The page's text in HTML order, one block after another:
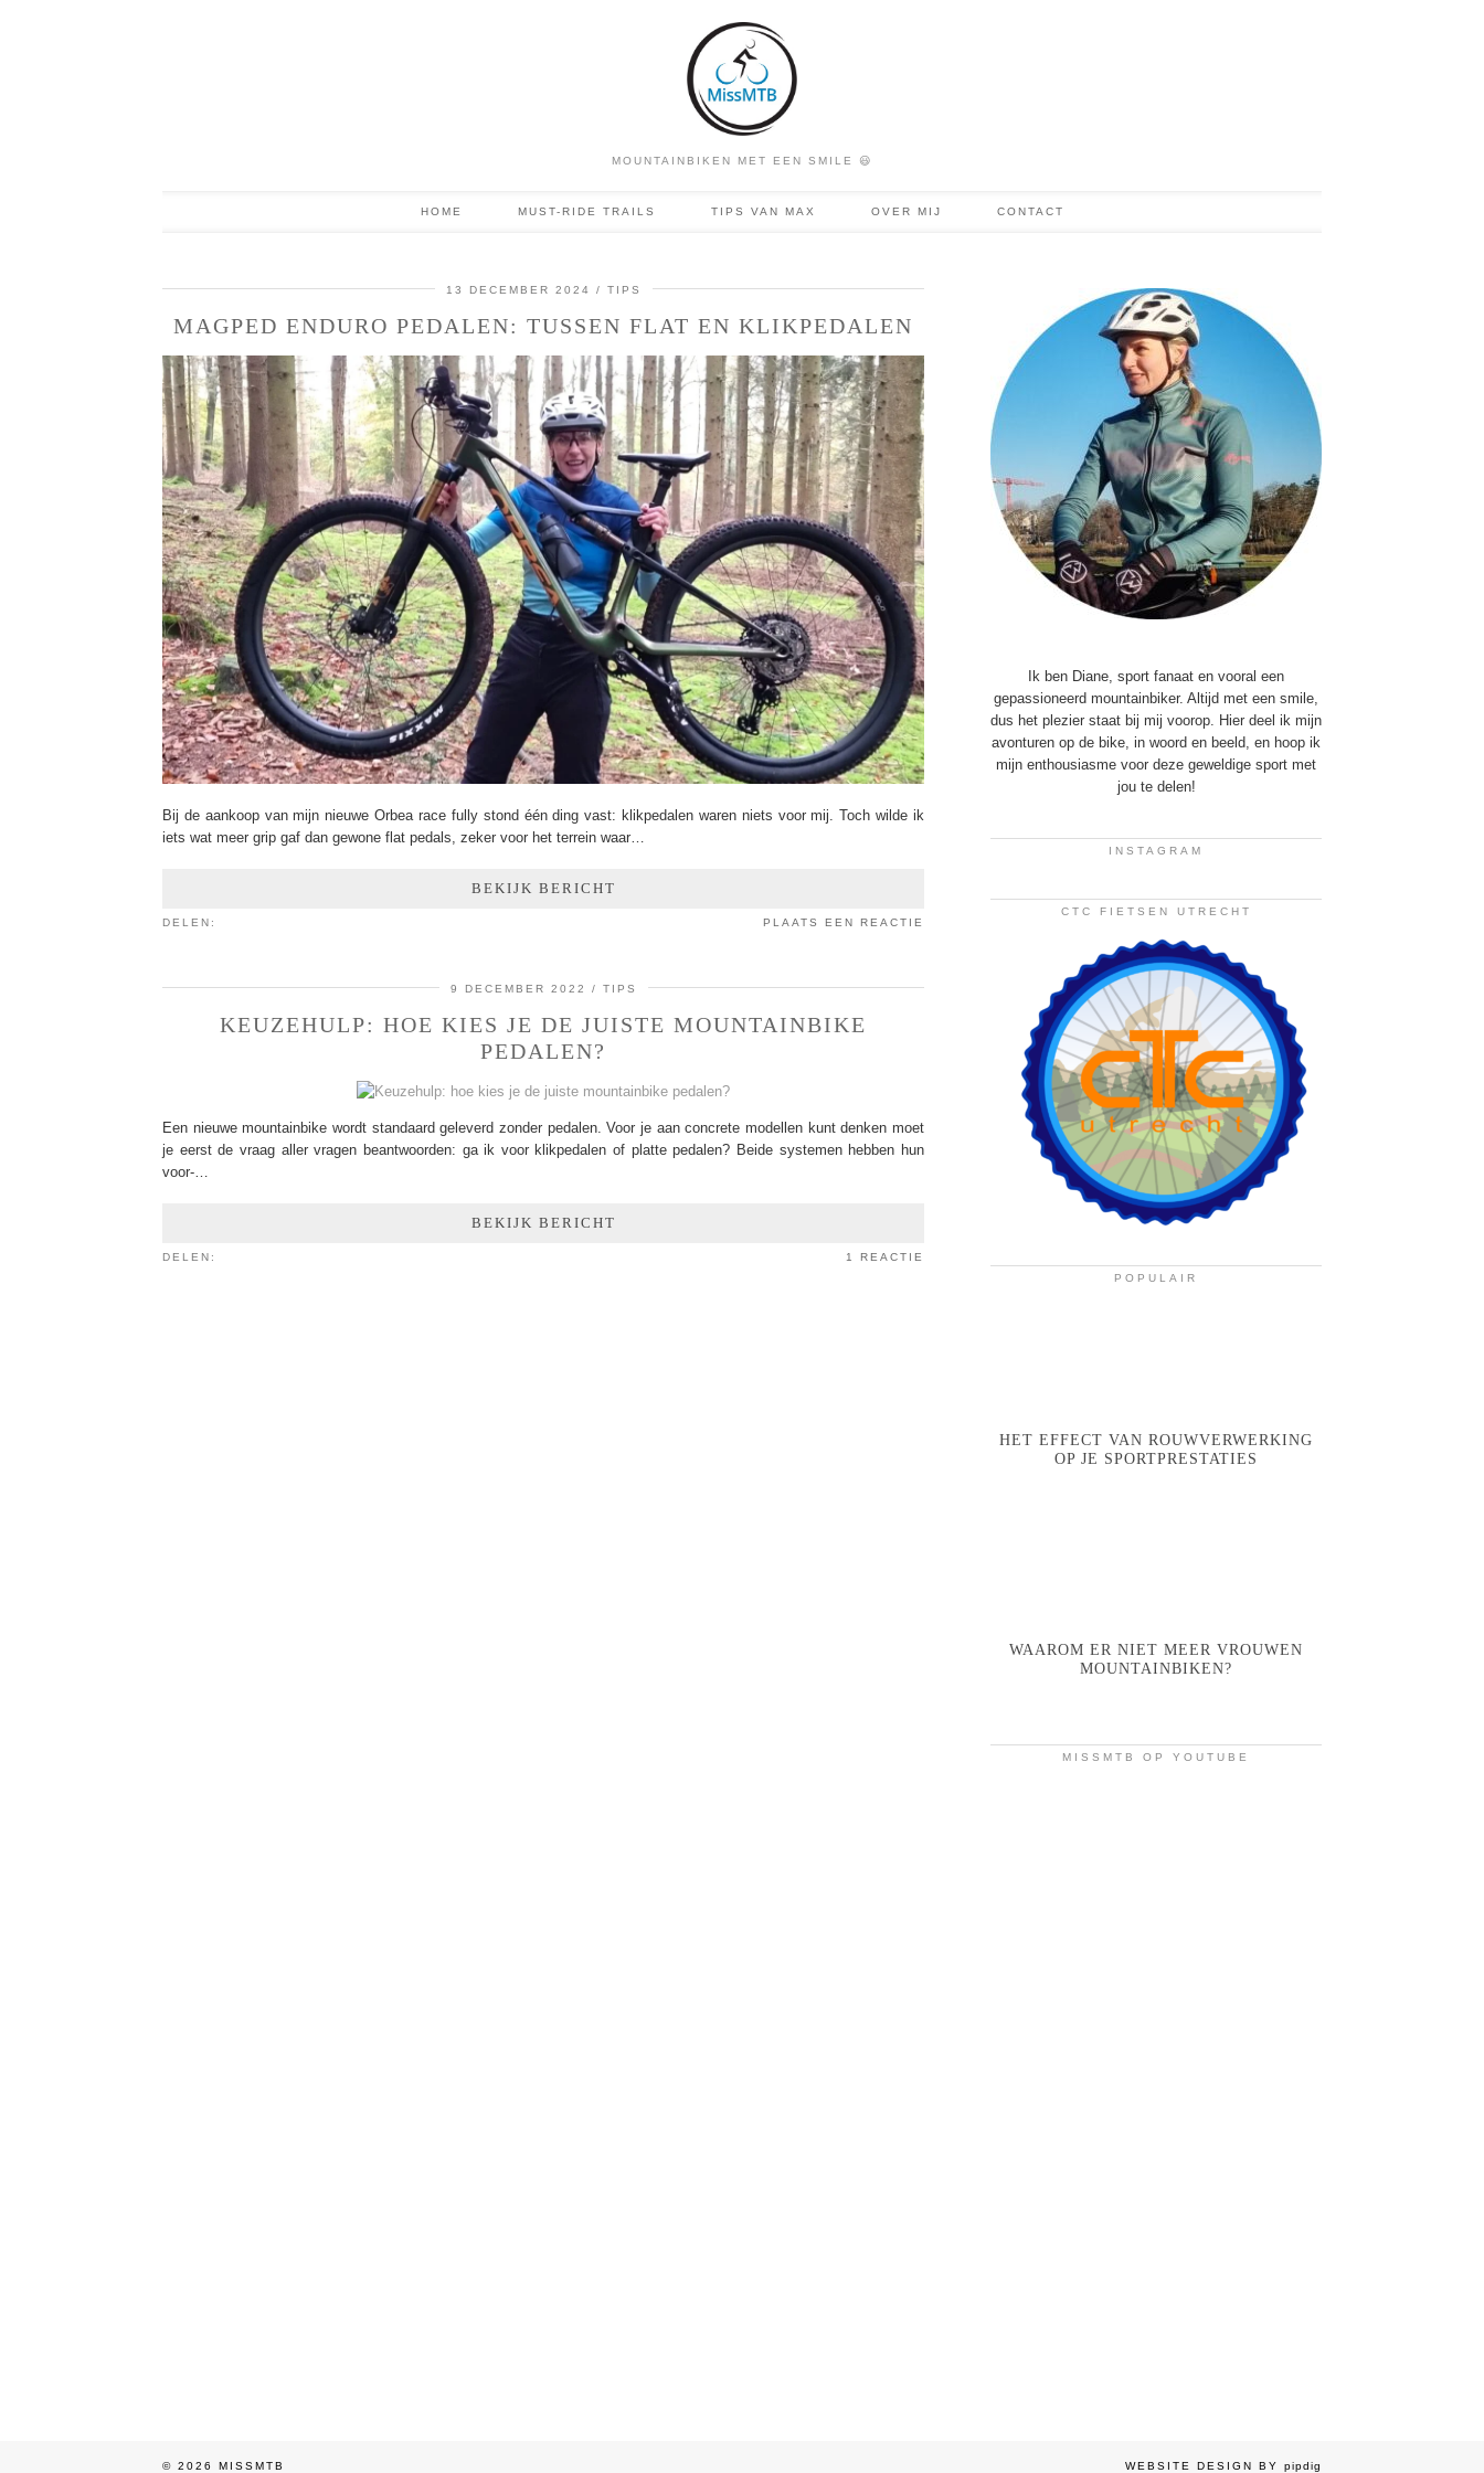
MOUNTAINBIKEN MET EEN SMILE 😃
HOME MUST-RIDE TRAILS TIPS VAN MAX OVER MIJ CONTACT
13 DECEMBER 2024 TIPS
MAGPED ENDURO PEDALEN: TUSSEN FLAT EN KLIKPEDALEN
Bij de aankoop van mijn nieuwe Orbea race fully stond één ding vast: klikpedalen waren niets voor mij. Toch wilde ik
iets wat meer grip gaf dan gewone flat pedals, zeker voor het terrein waar…
BEKIJK BERICHT
DELEN: PLAATS EEN REACTIE
9 DECEMBER 2022 TIPS
KEUZEHULP: HOE KIES JE DE JUISTE MOUNTAINBIKE
PEDALEN?
Een nieuwe mountainbike wordt standaard geleverd zonder pedalen. Voor je aan concrete modellen kunt denken moet
je eerst de vraag aller vragen beantwoorden: ga ik voor klikpedalen of platte pedalen? Beide systemen hebben hun
voor-…
BEKIJK BERICHT
DELEN: 1 REACTIE
Ik ben Diane, sport fanaat en vooral een
gepassioneerd mountainbiker. Altijd met een smile,
dus het plezier staat bij mij voorop. Hier deel ik mijn
avonturen op de bike, in woord en beeld, en hoop ik
mijn enthousiasme voor deze geweldige sport met
jou te delen!
INSTAGRAM
CTC FIETSEN UTRECHT
POPULAIR
HET EFFECT VAN ROUWVERWERKING
OP JE SPORTPRESTATIES
WAAROM ER NIET MEER VROUWEN
MOUNTAINBIKEN?
MISSMTB OP YOUTUBE
© 2026 MISSMTB WEBSITE DESIGN BY pipdig